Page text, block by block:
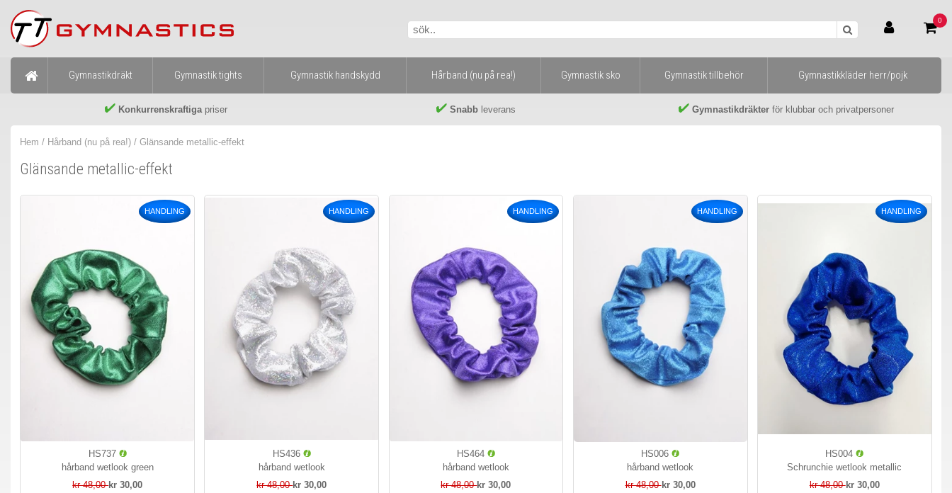
0
Gymnastikdräkt Gymnastik tights Gymnastik handskydd Hårband (nu på rea!) Gymnastik sko Gymnastik tillbehör Gymnastikkläder herr/pojk
Konkurrenskraftigapriser Snabb leverans Gymnastikdräkter för klubbar och privatpersoner
Hem / Hårband (nu på rea!) /Glänsande metallic-effekt
Glänsande metallic-effekt
HANDLING
HS737
hårband wetlook green
kr 48,00kr 30,00
HANDLING
HS436
hårband wetlook
kr 48,00kr 30,00
HANDLING
HS464
hårband wetlook
kr 48,00kr 30,00
HANDLING
HS006
hårband wetlook
kr 48,00kr 30,00
HANDLING
HS004
Schrunchie wetlook metallic
kr 48,00kr 30,00